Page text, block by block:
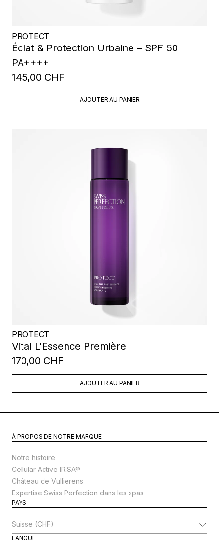
PROTECT
Éclat & Protection Urbaine – SPF 50
PA++++
145,00 CHF
AJOUTER AU PANIER
PROTECT
Vital L'Essence Première
170,00 CHF
AJOUTER AU PANIER
À PROPOS DE NOTRE MARQUE
Notre histoire
Cellular Active IRISA®
Château de Vullierens
Expertise Swiss Perfection dans les spas
PAYS
LANGUE